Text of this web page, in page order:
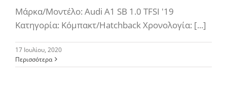
Μάρκα/Μοντέλο: Audi A1 SB 1.0 TFSI '19
Κατηγορία: Κόμπακτ/Hatchback Χρονολογία: [...]
17 Ιουλίου, 2020
Περισσότερα